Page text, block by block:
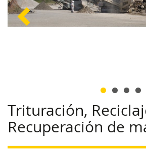
Trituración,
Recuperación de